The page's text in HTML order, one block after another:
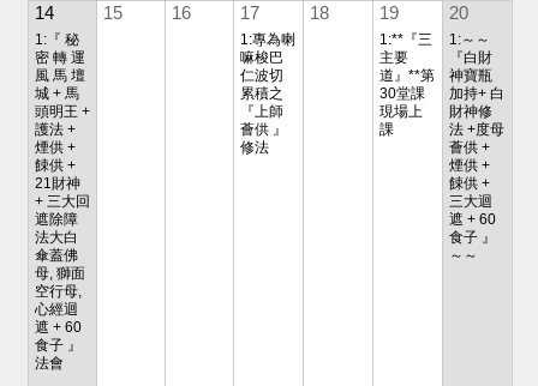
14
1:『 秘
密 轉 運
風 馬 壇
城 + 馬
頭明王 +
護法 +
煙供 +
餗供 +
21財神
+ 三大回
遮除障
法大白
傘蓋佛
母, 獅面
空行母,
心經迴
遮 + 60
食子 』
法會
15 16 17
1:專為喇
嘛梭巴
仁波切
累積之
『上師
薈供 』
修法
18 19
1:**『三
主要
道』**第
30堂課
現場上
課
20
1:～～
『白財
神寶瓶
加持+ 白
財神修
法 +度母
薈供 +
煙供 +
餗供 +
三大迴
遮 + 60
食子 』
～～